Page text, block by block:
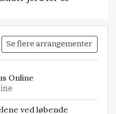
Se flere arrangementer
Online
ved løbende